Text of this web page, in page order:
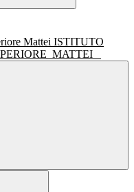
ISTITUTO
MATTEI